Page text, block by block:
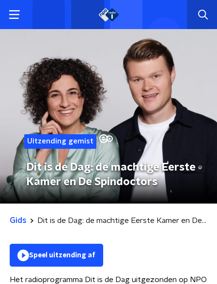
Uitzending gemist
Dit is de Dag: de machtige Eerste
Kamer en De Spindoctors
Gids Dit is de Dag: de machtige Eerste Kamer en De Spindoctors
Speel uitzending af
Het radioprogramma Dit is de Dag uitgezonden op NPO